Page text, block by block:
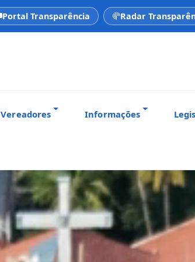
Portal Transparência Radar
Vereadores Informações